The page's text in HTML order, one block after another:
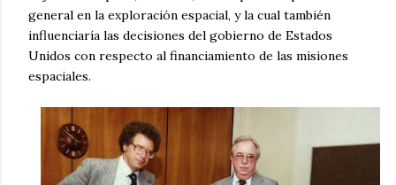
general en la exploración espacial, y la cual también
influenciaría las decisiones del gobierno de Estados
Unidos con respecto al financiamiento de las misiones
espaciales.